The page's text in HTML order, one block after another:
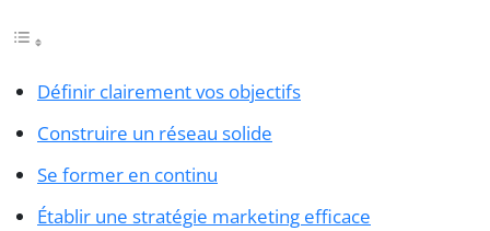
Définir clairement vos objectifs
Construire un réseau solide
Se former en continu
Établir une stratégie marketing efficace